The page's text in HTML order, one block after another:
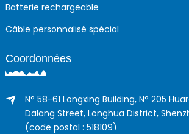
Batterie rechargeable
Câble personnalisé spécial
Coordonnées
N° 58-61 Longxing Building, N° 205
Dalang Street, Longhua District,
(code postal : 518109)